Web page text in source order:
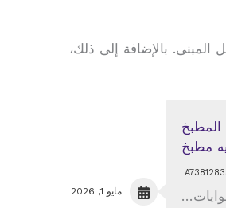
بالإضافة إلى ذلك،
مطبخ
مايو 1, 2026